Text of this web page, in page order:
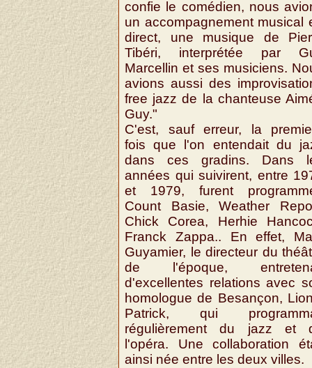
confie le comédien, nous
un accompagnement musical
direct, une musique de
Tibéri, interprétée par
Marcellin et ses musiciens.
avions aussi des
free jazz de la chanteuse
Guy."
C'est, sauf erreur, la
fois que l'on entendait du
dans ces gradins. Dans
années qui suivirent, entre
et 1979, furent
Count Basie, Weather
Chick Corea, Herhie
Franck Zappa.. En effet,
Guyamier, le directeur du
de l'époque,
d'excellentes relations avec
homologue de Besançon,
Patrick, qui
régulièrement du jazz et
l'opéra. Une collaboration
ainsi née entre les deux villes.